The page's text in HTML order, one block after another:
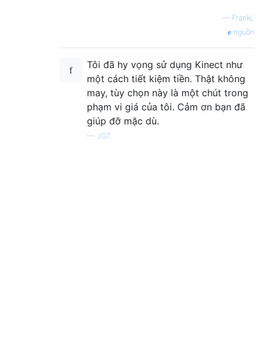
— FrankL
nguồn
Tôi đã hy vọng sử dụng Kinect như
một cách tiết kiệm tiền. Thật không
may, tùy chọn này là một chút trong
phạm vi giá của tôi. Cảm ơn bạn đã
giúp đỡ mặc dù.
— JG7